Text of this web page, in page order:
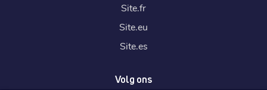
Site.fr
Site.eu
Site.es
Volg ons